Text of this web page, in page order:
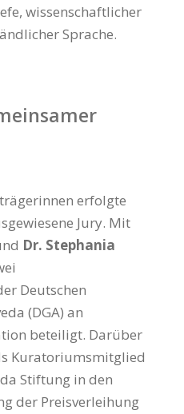
wissenschaftlicher
Sprache.
erfolgte
Jury. Mit
Dr. Stephania
Deutschen
(DGA) an
beteiligt. Darüber
Kuratoriumsmitglied
Stiftung in den
der Preisverleihung